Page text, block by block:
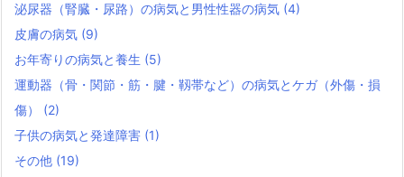
泌尿器（腎臓・尿路）の病気と男性性器の病気 (4)
皮膚の病気 (9)
お年寄りの病気と養生 (5)
運動器（骨・関節・筋・腱・靱帯など）の病気とケガ（外傷・損
傷） (2)
子供の病気と発達障害 (1)
その他 (19)